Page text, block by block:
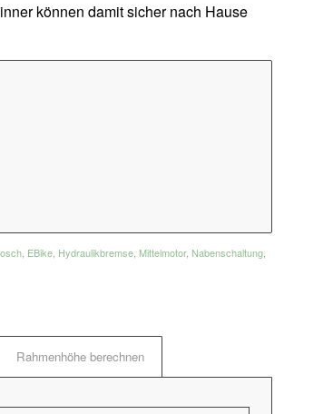
können damit sicher nach Hause
EBike Hydraulikbremse Mittelmotor, Nabenschaltung
Rahmenhöhe berechnen